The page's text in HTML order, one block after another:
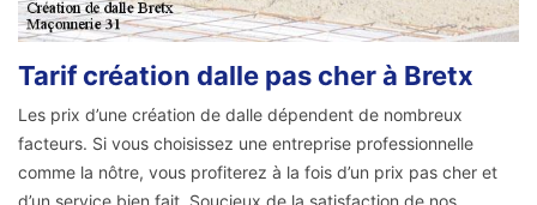
Tarif création dalle pas cher à Bretx
Les prix d’une création de dalle dépendent de nombreux
facteurs. Si vous choisissez une entreprise professionnelle
comme la nôtre, vous profiterez à la fois d’un prix pas cher et